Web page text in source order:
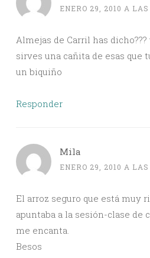
ENERO 29, 2010 A
Almejas de Carril has
sirves una cañita de esas que
un biquiño
Responder
Mila
ENERO 29, 2010 A
El arroz seguro que está muy
apuntaba a la sesión-clase de
me encanta.
Besos